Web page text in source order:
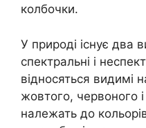
колбочки.
У природі існує два
спектральні і
відносяться видимі
жовтого, червоного
належать до